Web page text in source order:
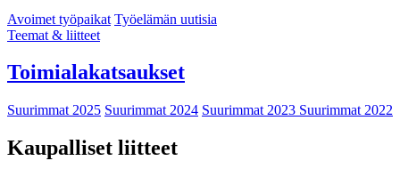
Avoimet työpaikat Työelämän uutisia
Teemat & liitteet
Toimialakatsaukset
Suurimmat 2025 Suurimmat 2024 Suurimmat 2023 Suurimmat 2022
Kaupalliset liitteet